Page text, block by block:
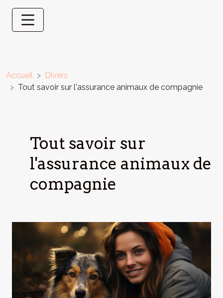
Accueil
Divers
Tout savoir sur l'assurance animaux de compagnie
Tout savoir sur
l'assurance animaux de
compagnie